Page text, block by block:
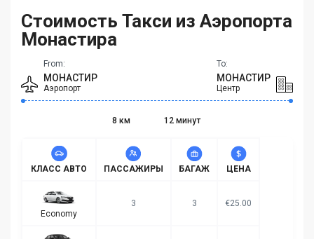
Стоимость Такси из Аэропорта
Монастира
From:
МОНАСТИР
Аэропорт
To:
МОНАСТИР
Центр
8 км 12 минут
КЛАСС АВТО ПАССАЖИРЫ БАГАЖ ЦЕНА
Economy
3 3 €25.00